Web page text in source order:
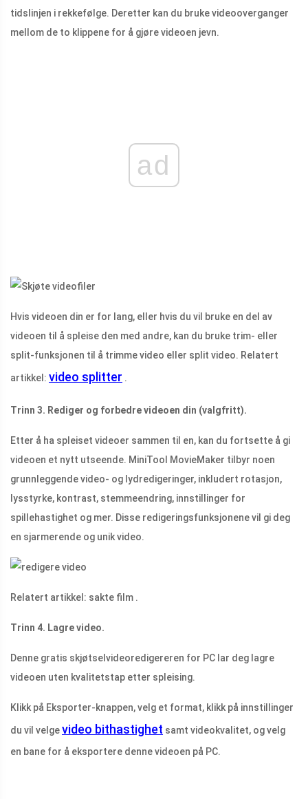
tidslinjen i rekkefølge. Deretter kan du bruke videooverganger
mellom de to klippene for å gjøre videoen jevn.
ad
Hvis videoen din er for lang, eller hvis du vil bruke en del av
videoen til å spleise den med andre, kan du bruke trim- eller
split-funksjonen til å trimme video eller split video. Relatert
artikkel: video splitter .
Trinn 3. Rediger og forbedre videoen din (valgfritt).
Etter å ha spleiset videoer sammen til en, kan du fortsette å gi
videoen et nytt utseende. MiniTool MovieMaker tilbyr noen
grunnleggende video- og lydredigeringer, inkludert rotasjon,
lysstyrke, kontrast, stemmeendring, innstillinger for
spillehastighet og mer. Disse redigeringsfunksjonene vil gi deg
en sjarmerende og unik video.
Relatert artikkel: sakte film .
Trinn 4. Lagre video.
Denne gratis skjøtselvideoredigereren for PC lar deg lagre
videoen uten kvalitetstap etter spleising.
Klikk på Eksporter-knappen, velg et format, klikk på innstillinger
du vil velgevideo bithastighet samt videokvalitet, og velg
en bane for å eksportere denne videoen på PC.